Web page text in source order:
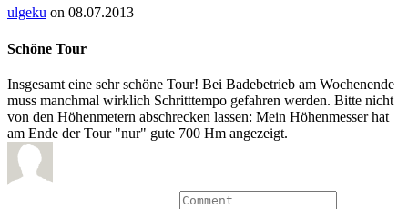
ulgeku on 08.07.2013
Schöne Tour
Insgesamt eine sehr schöne Tour! Bei Badebetrieb am Wochenende
muss manchmal wirklich Schritttempo gefahren werden. Bitte nicht
von den Höhenmetern abschrecken lassen: Mein Höhenmesser hat
am Ende der Tour "nur" gute 700 Hm angezeigt.